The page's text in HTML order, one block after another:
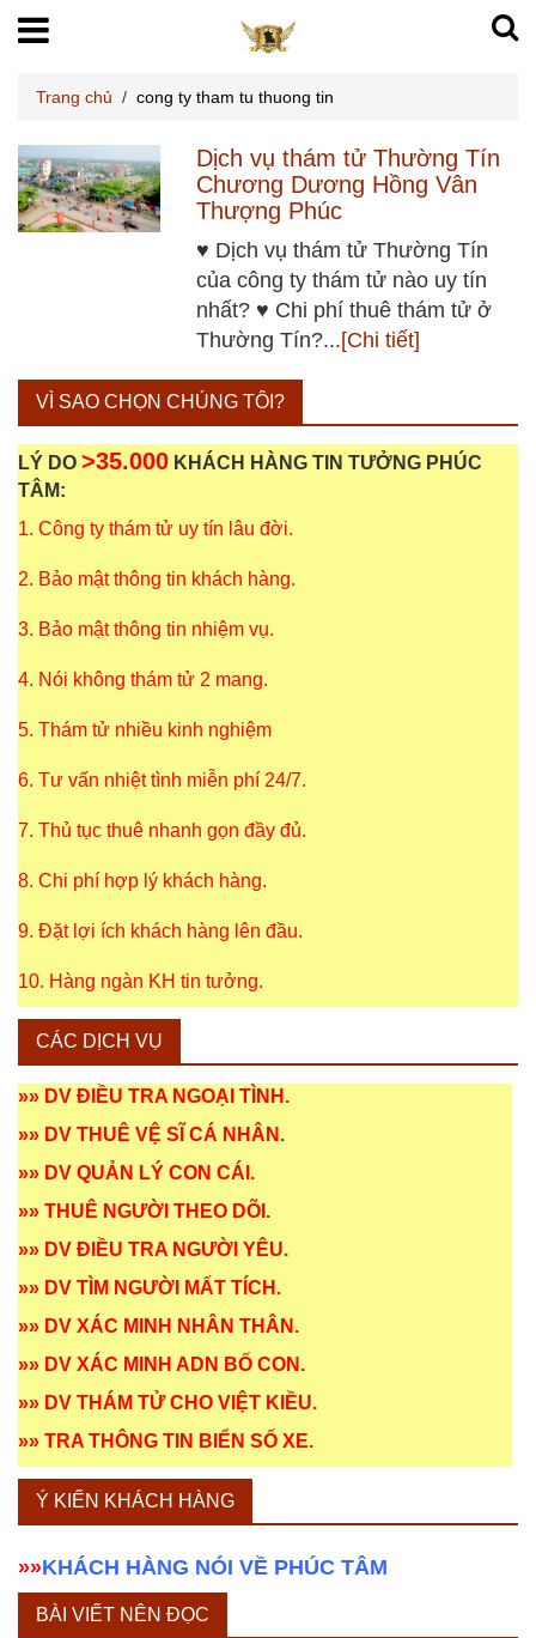
Trang chủ / cong ty tham tu thuong tin
Dịch vụ thám tử Thường Tín
Chương Dương Hồng Vân
Thượng Phúc
♥ Dịch vụ thám tử Thường Tín
của công ty thám tử nào uy tín
nhất? ♥ Chi phí thuê thám tử ở
Thường Tín?...[Chi tiết]
VÌ SAO CHỌN CHÚNG TÔI?
LÝ DO >35.000 KHÁCH HÀNG TIN TƯỞNG PHÚC
TÂM:
1. Công ty thám tử uy tín lâu đời.
2. Bảo mật thông tin khách hàng.
3. Bảo mật thông tin nhiệm vụ.
4. Nói không thám tử 2 mang.
5. Thám tử nhiều kinh nghiệm
6. Tư vấn nhiệt tình miễn phí 24/7.
7. Thủ tục thuê nhanh gọn đầy đủ.
8. Chi phí hợp lý khách hàng.
9. Đặt lợi ích khách hàng lên đầu.
10. Hàng ngàn KH tin tưởng.
CÁC DỊCH VỤ
»» DV ĐIỀU TRA NGOẠI TÌNH .
»» DV THUÊ VỆ SĨ CÁ NHÂN .
»» DV QUẢN LÝ CON CÁI .
»» THUÊ NGƯỜI THEO DÕI .
»» DV ĐIỀU TRA NGƯỜI YÊU.
»» DV TÌM NGƯỜI MẤT TÍCH .
»» DV XÁC MINH NHÂN THÂN .
»» DV XÁC MINH ADN BỐ CON .
»» DV THÁM TỬ CHO VIỆT KIỀU.
»» TRA THÔNG TIN BIỂN SỐ XE.
Ý KIẾN KHÁCH HÀNG
»»KHÁCH HÀNG NÓI VỀ PHÚC TÂM
BÀI VIẾT NÊN ĐỌC